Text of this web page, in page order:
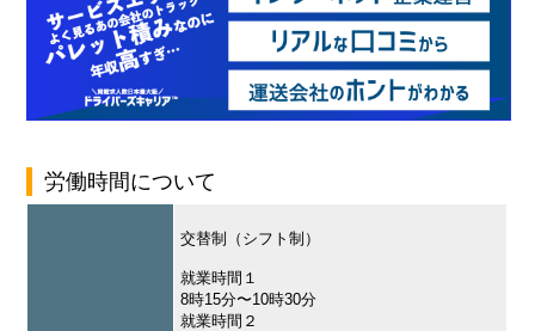
労働時間について
交替制（シフト制）
就業時間１
8時15分〜10時30分
就業時間２